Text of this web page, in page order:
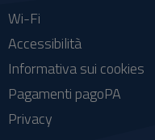
Wi-Fi
Accessibilità
Informativa sui cookies
Pagamenti pagoPA
Privacy